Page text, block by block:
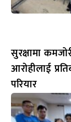
सुरक्षामा
आरोहीलाई
परियार